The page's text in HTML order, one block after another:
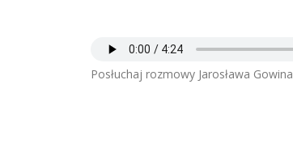
Posłuchaj rozmowy Jarosława Gowina